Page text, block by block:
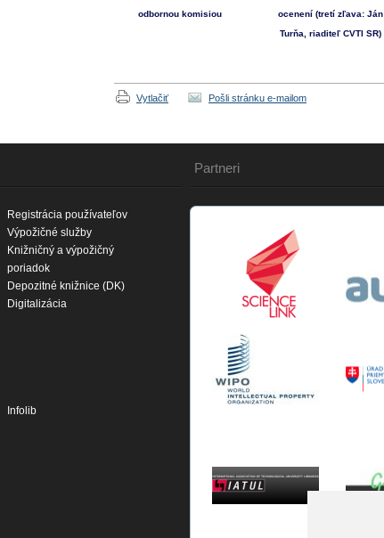
odbornou komisiou
ocenení (tretí zľava: Ján
Turňa, riaditeľ CVTI SR)
Vytlačiť Pošli stránku e-mailom
Registrácia používateľov
Výpožičné služby
Knižničný a výpožičný
poriadok
Depozitné knižnice (DK)
Digitalizácia
Infolib
Partneri